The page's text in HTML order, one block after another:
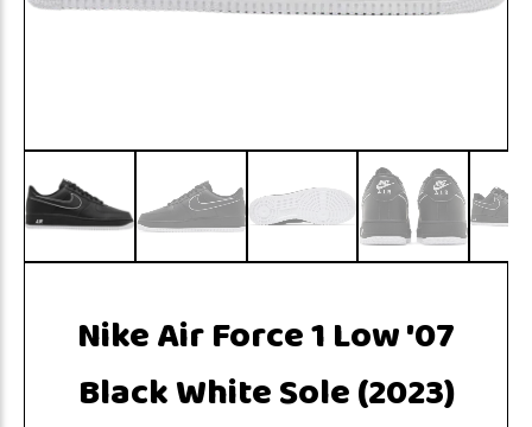
Nike Air Force 1 Low '07
Black White Sole (2023)